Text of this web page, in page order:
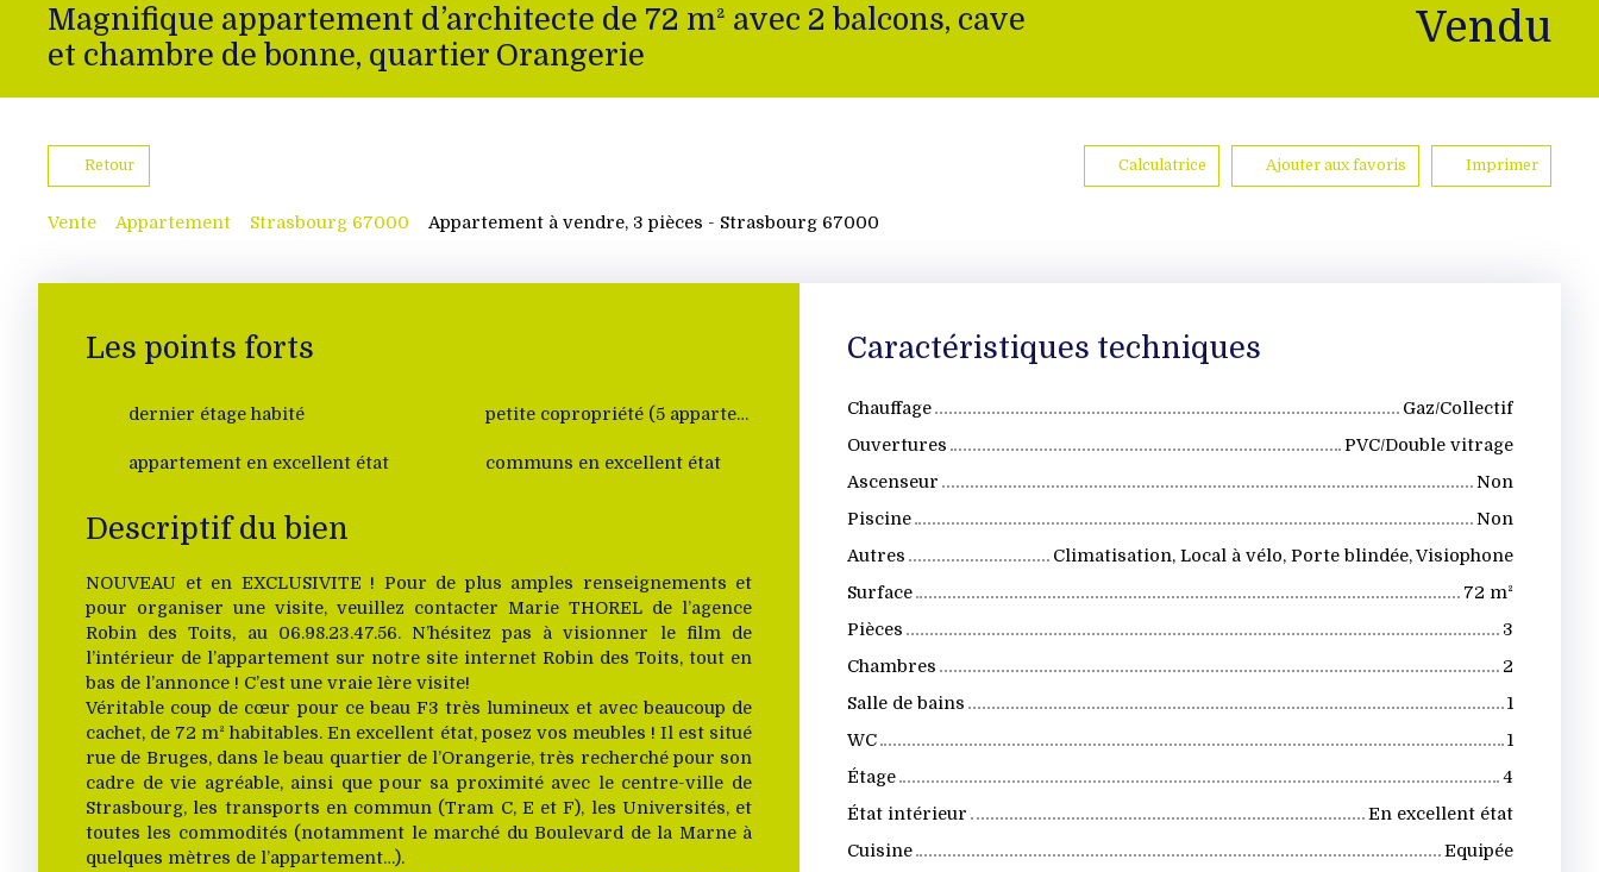
Magnifique appartement d’architecte de 72 m² avec 2 balcons, cave
et chambre de bonne, quartier Orangerie
Vendu
Retour Calculatrice Ajouter aux favoris Imprimer
Vente Appartement Strasbourg 67000 Appartement à vendre, 3 pièces - Strasbourg 67000
Les points forts
dernier étage habité petite copropriété (5 appartements)
appartement en excellent état communs en excellent état
Descriptif du bien
NOUVEAU et en EXCLUSIVITE ! Pour de plus amples renseignements et
pour organiser une visite, veuillez contacter Marie THOREL de l’agence
Robin des Toits, au 06.98.23.47.56. N’hésitez pas à visionner le film de
l’intérieur de l’appartement sur notre site internet Robin des Toits, tout en
bas de l’annonce ! C’est une vraie 1ère visite!
Véritable coup de cœur pour ce beau F3 très lumineux et avec beaucoup de
cachet, de 72 m² habitables. En excellent état, posez vos meubles ! Il est situé
rue de Bruges, dans le beau quartier de l’Orangerie, très recherché pour son
cadre de vie agréable, ainsi que pour sa proximité avec le centre-ville de
Strasbourg, les transports en commun (Tram C, E et F), les Universités, et
toutes les commodités (notamment le marché du Boulevard de la Marne à
quelques mètres de l’appartement…).
Caractéristiques techniques
Chauffage
Gaz/Collectif
Ouvertures
PVC/Double vitrage
Ascenseur
Non
Piscine
Non
Autres
Climatisation, Local à vélo, Porte blindée, Visiophone
Surface
72 m²
Pièces
3
Chambres
2
Salle de bains
1
WC
1
Étage
4
État intérieur
En excellent état
Cuisine
Equipée